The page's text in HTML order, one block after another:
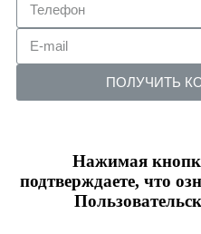
ПОЛУЧИТЬ
Нажимая
подтверждаете, что